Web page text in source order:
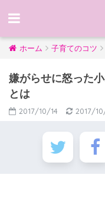
ホーム 子育てのコツ
嫌がらせに怒った
とは
2017/10/14 2017/